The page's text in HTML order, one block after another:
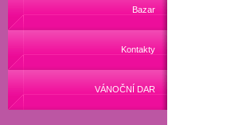
Bazar
Kontakty
VÁNOČNÍ DAR